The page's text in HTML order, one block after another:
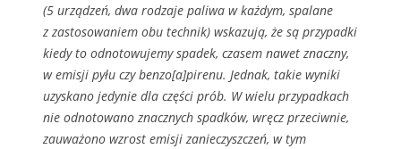
(5 urządzeń, dwa rodzaje paliwa w każdym, spalane
z zastosowaniem obu technik) wskazują, że są przypadki
kiedy to odnotowujemy spadek, czasem nawet znaczny,
w emisji pyłu czy benzo[a]pirenu. Jednak, takie wyniki
uzyskano jedynie dla części prób. W wielu przypadkach
nie odnotowano znacznych spadków, wręcz przeciwnie,
zauważono wzrost emisji zanieczyszczeń, w tym